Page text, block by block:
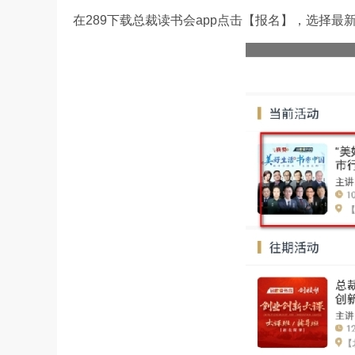
在289下载总裁读书会app点击【报名】，选择最